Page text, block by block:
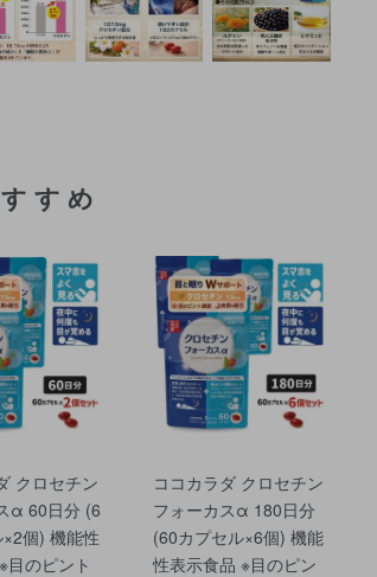
すめ
クロセチン
α 60日分 (6
個) 機能性
目のピント
ココカラダ クロセチン
フォーカスα 180日分
(60カプセル×6個) 機能
性表示食品 ※目のピン